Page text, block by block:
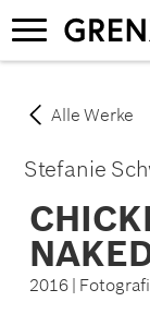
Direkt
zum
Inhalt
Navigation
aktivieren/
Alle Werke
Stefanie
2016 |